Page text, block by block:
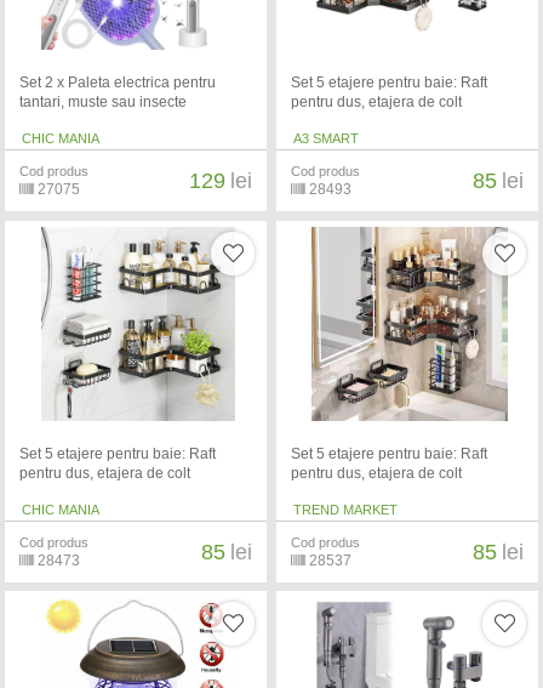
Set 2 x Paleta electrica pentru
tantari, muste sau insecte
CHIC MANIA
Cod produs
27075 129 lei
Set 5 etajere pentru baie: Raft
pentru dus, etajera de colt
A3 SMART
Cod produs
28493 85 lei
Set 5 etajere pentru baie: Raft
pentru dus, etajera de colt
CHIC MANIA
Cod produs
28473 85 lei
Set 5 etajere pentru baie: Raft
pentru dus, etajera de colt
TREND MARKET
Cod produs
28537 85 lei